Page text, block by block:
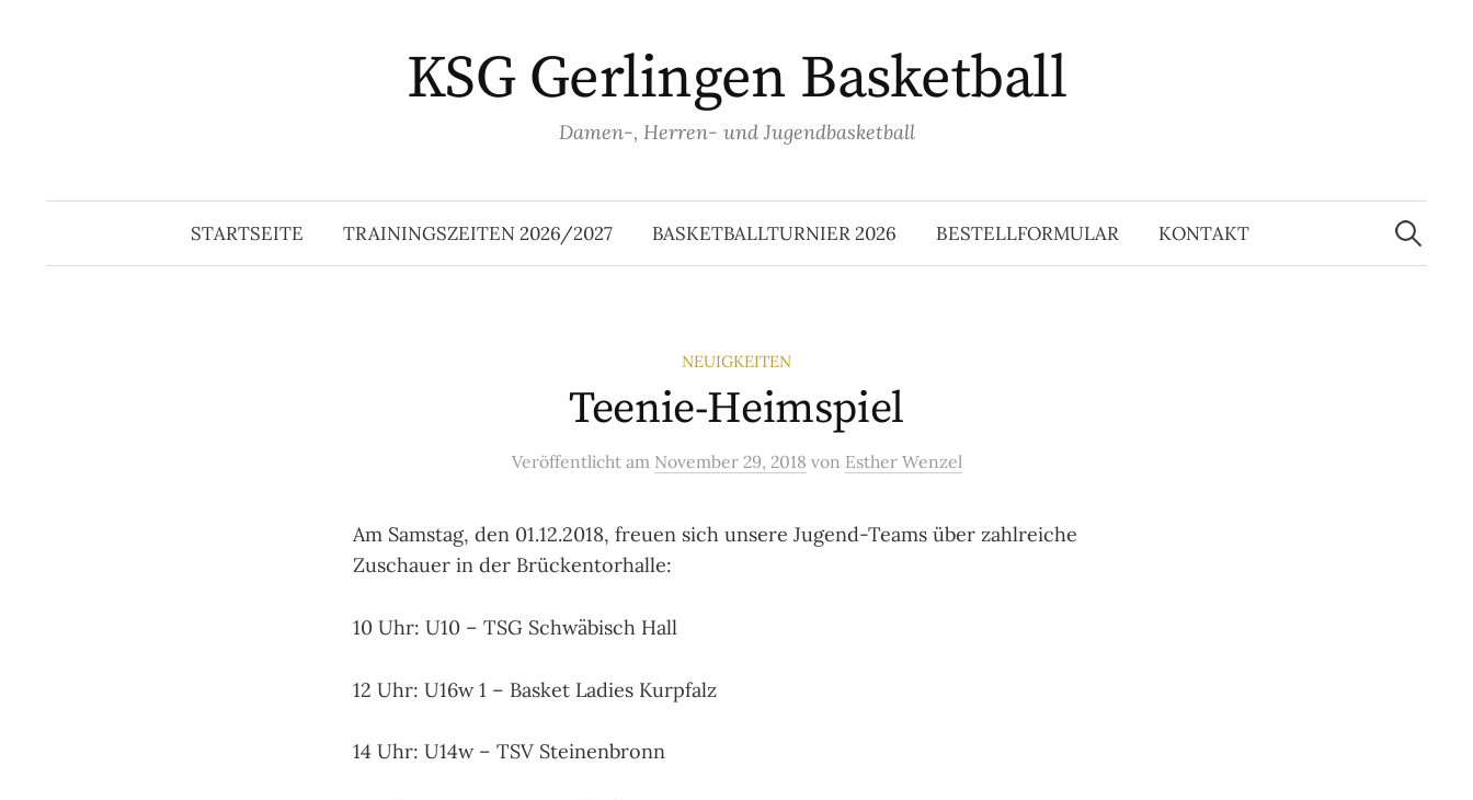
KSG Gerlingen Basketball
Damen-, Herren- und Jugendbasketball
STARTSEITE TRAININGSZEITEN 2026/2027 BASKETBALLTURNIER 2026 BESTELLFORMULAR KONTAKT
Suchen
nach:
NEUIGKEITEN
Teenie-Heimspiel
Veröffentlicht am November 29, 2018 von Esther Wenzel
Am Samstag, den 01.12.2018, freuen sich unsere Jugend-Teams über zahlreiche
Zuschauer in der Brückentorhalle:
10 Uhr: U10 – TSG Schwäbisch Hall
12 Uhr: U16w 1 – Basket Ladies Kurpfalz
14 Uhr: U14w – TSV Steinenbronn